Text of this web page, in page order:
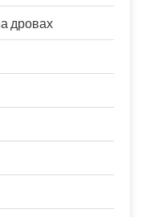
дровах